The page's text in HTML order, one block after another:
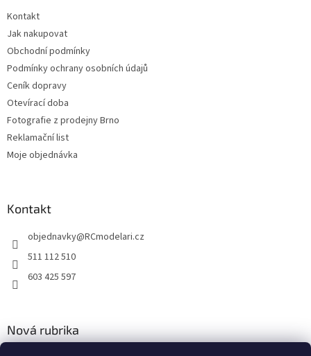
Kontakt
Jak nakupovat
Obchodní podmínky
Podmínky ochrany osobních údajů
Ceník dopravy
Otevírací doba
Fotografie z prodejny Brno
Reklamační list
Moje objednávka
Kontakt
objednavky@RCmodelari.cz
511 112 510
603 425 597
Nová rubrika